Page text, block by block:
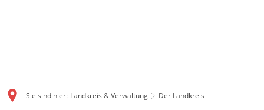
Sie sind hier: Landkreis & Verwaltung Der Landkreis